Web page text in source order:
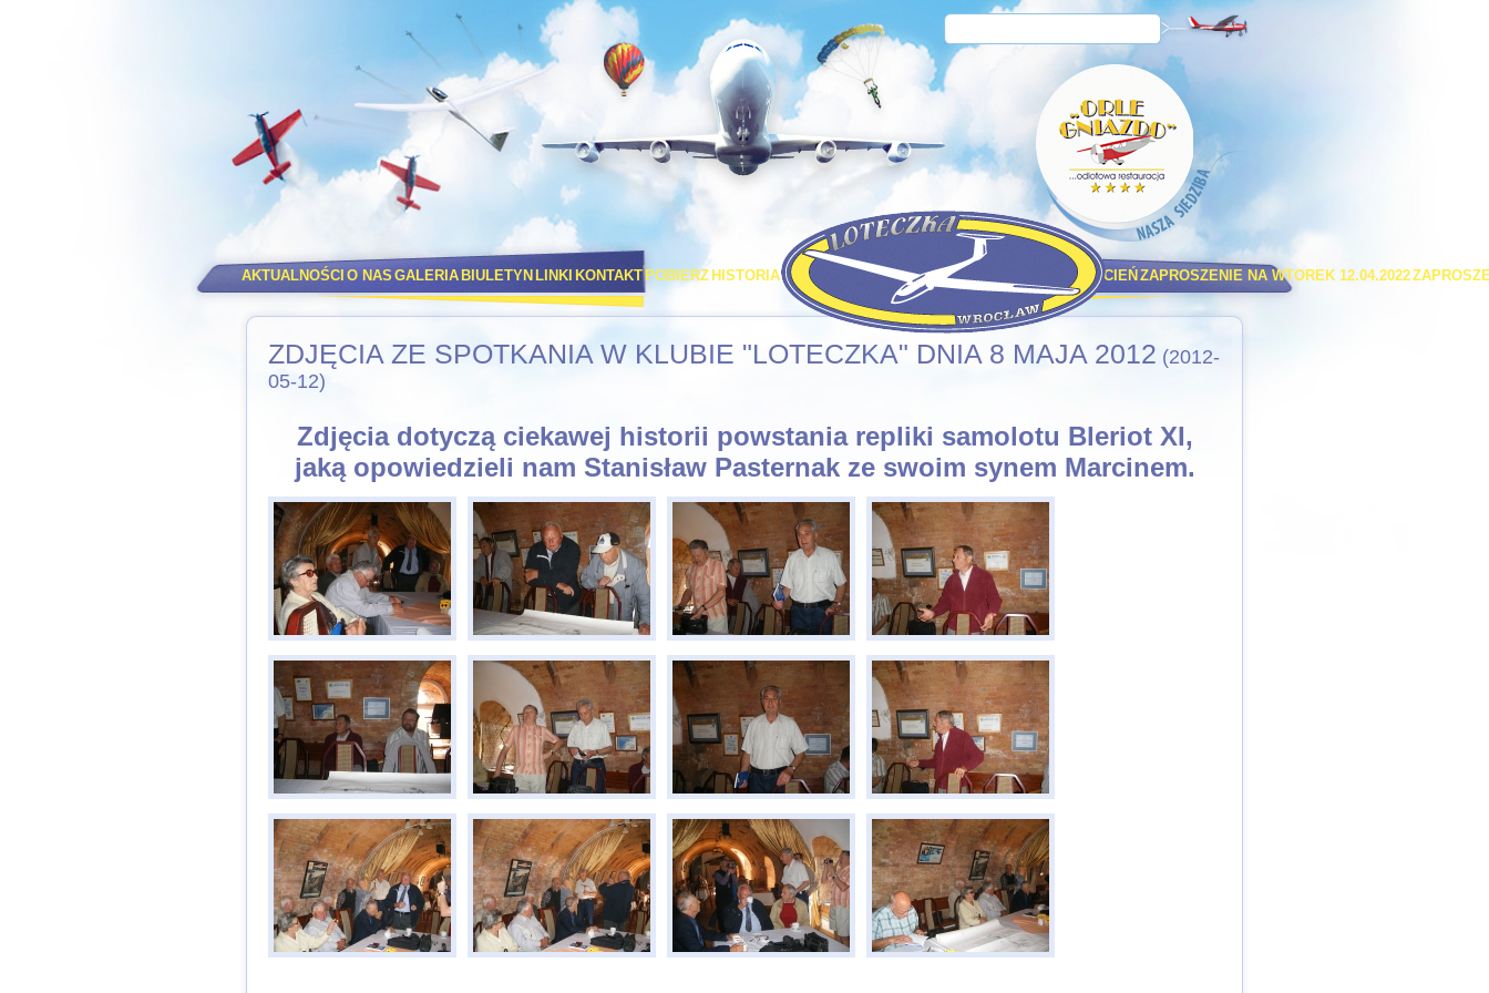
AKTUALNOŚCI O NAS GALERIA BIULETYN LINKI KONTAKT POBIERZ HISTORIA PORT LOTNICZY STRACHOWICE TELE - KWIECIEŃ ZAPROSZENIE NA WTOREK 12.04.2022
ZDJĘCIA ZE SPOTKANIA W KLUBIE "LOTECZKA" DNIA 8 MAJA 2012 (2012-
05-12)
Zdjęcia dotyczą ciekawej historii powstania repliki samolotu Bleriot XI,
jaką opowiedzieli nam Stanisław Pasternak ze swoim synem Marcinem.